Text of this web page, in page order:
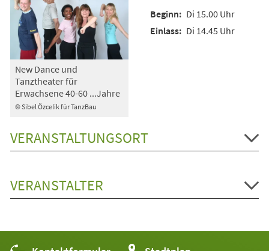
© Sibel Özcelik für TanzBau
New Dance und
Tanztheater für
Erwachsene 40-60 ...Jahre
Di 15.00 Uhr
Di 14.45 Uhr
VERANSTALTUNGSORT
VERANSTALTER